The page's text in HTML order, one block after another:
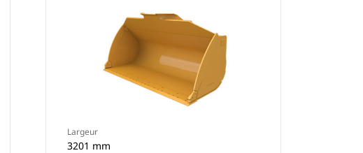
Largeur
3201 mm